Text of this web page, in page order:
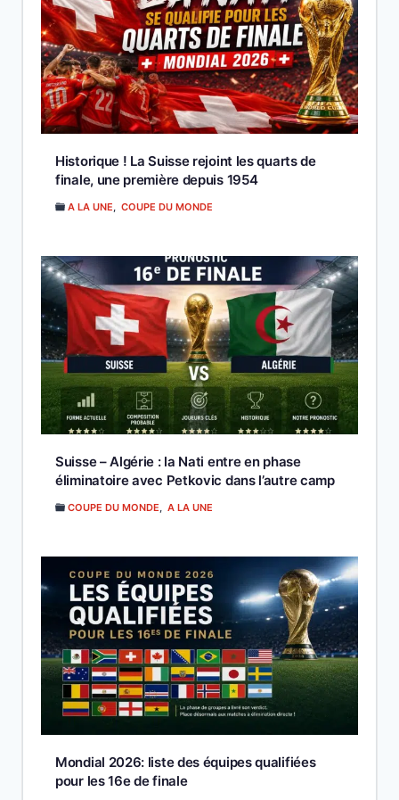
Historique ! La Suisse rejoint les quarts de
finale, une première depuis 1954
A LA UNE COUPE DU MONDE
Suisse – Algérie : la Nati entre en phase
éliminatoire avec Petkovic dans l’autre camp
COUPE DU MONDE A LA UNE
Mondial 2026: liste des équipes qualifiées
pour les 16e de finale